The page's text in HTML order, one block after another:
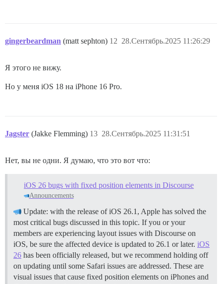
gingerbeardman (matt sephton) 28.Сентябрь.2025 11:26:29
12
Я этого не вижу.
Но у меня iOS 18 на iPhone 16 Pro.
Jagster (Jakke Flemming) 28.Сентябрь.2025 11:31:51
13
Нет, вы не одни. Я думаю, что это вот что:
iOS 26 bugs with fixed position elements in Discourse
Announcements
Update: with the release of iOS 26.1, Apple has solved the
most critical bugs discussed in this topic. If you or your
members are experiencing layout issues with Discourse on
iOS, be sure the affected device is updated to 26.1 or later. iOS
26 has been officially released, but we recommend holding off
on updating until some Safari issues are addressed. These are
visual issues that cause fixed position elements on iPhones and